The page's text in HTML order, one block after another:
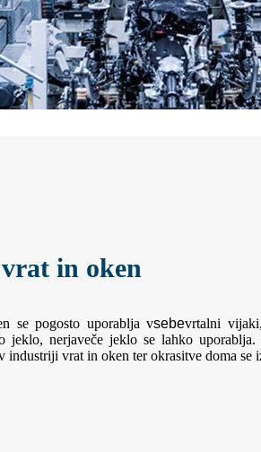
in oken
se pogosto uporablja vsebevrtalni
jeklo, nerjaveče jeklo se lahko
industriji vrat in oken ter okrasitve doma se